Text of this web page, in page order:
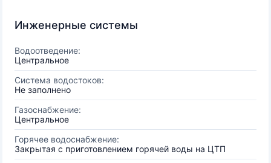
Инженерные системы
Водоотведение:
Центральное
Система водостоков:
Не заполнено
Газоснабжение:
Центральное
Горячее водоснабжение:
Закрытая с приготовлением горячей воды на ЦТП